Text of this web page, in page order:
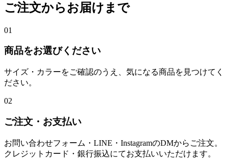
ご注文からお届けまで
01
商品をお選びください
サイズ・カラーをご確認のうえ、気になる商品を見つけてく
ださい。
02
ご注文・お支払い
お問い合わせフォーム・LINE・InstagramのDMからご注文。
クレジットカード・銀行振込にてお支払いいただけます。